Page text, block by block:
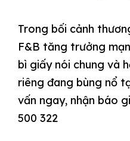
Trong bối cảnh
F&B tăng trưởng
bì giấy nói chung và
riêng đang bùng nổ
vấn ngay, nhận báo
500 322